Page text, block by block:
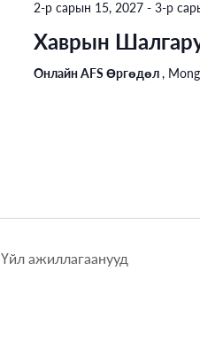
2-р сарын 15, 2027- 3-р
Хаврын
Онлайн AFS Өргөдөл,
Үйл ажиллагаанууд